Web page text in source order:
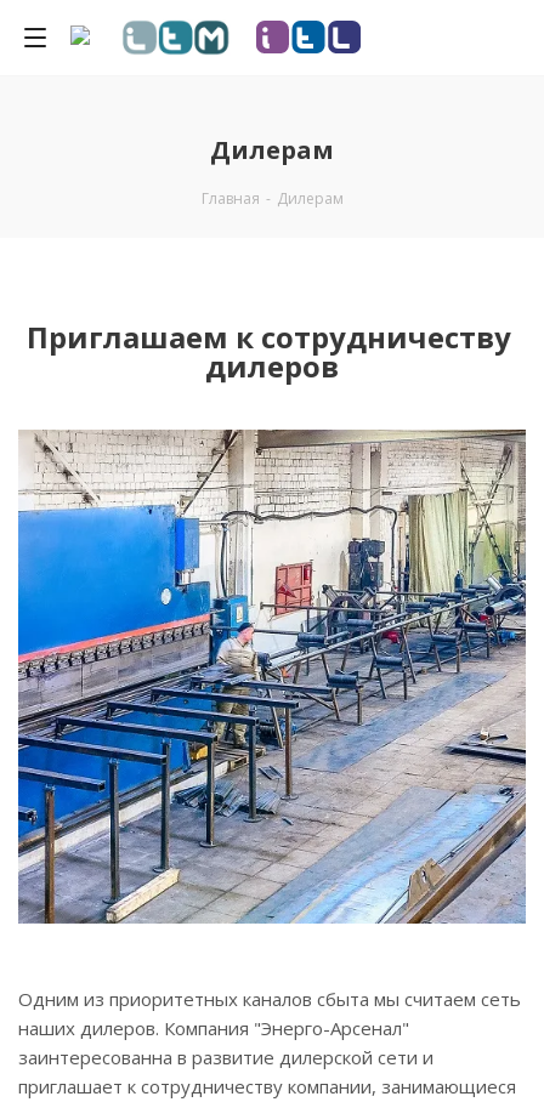
Дилерам
Главная - Дилерам
Приглашаем к сотрудничеству
дилеров
Одним из приоритетных каналов сбыта мы считаем сеть
наших дилеров. Компания "Энерго-Арсенал"
заинтересованна в развитие дилерской сети и
приглашает к сотрудничеству компании, занимающиеся